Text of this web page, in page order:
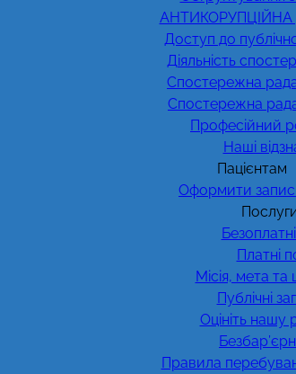
АНТИКОРУПЦІЙНА
Доступ до
Діяльність
Спостережна
Спостережна
Професійний
Наші
Пацієнтам
Оформити запис
Платні
Місія, мета та
Публічні
Оцініть нашу
Правила